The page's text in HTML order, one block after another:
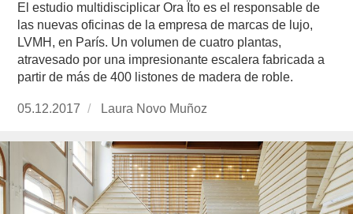
El estudio multidisciplicar Ora Ïto es el responsable de
las nuevas oficinas de la empresa de marcas de lujo,
LVMH, en París. Un volumen de cuatro plantas,
atravesado por una impresionante escalera fabricada a
partir de más de 400 listones de madera de roble.
Publicado
05.12.2017
https://www.experimenta.es/author/laura-
munoz/
Laura Novo Muñoz